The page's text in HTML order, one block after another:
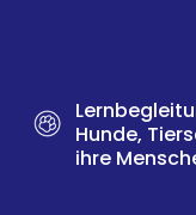
Hunde,
ihre